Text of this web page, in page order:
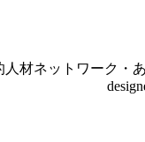
材ネットワーク・